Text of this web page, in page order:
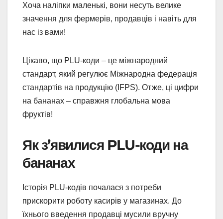
Хоча наліпки маленькі, вони несуть велике
значення для фермерів, продавців і навіть для
нас із вами!
Цікаво, що PLU-коди – це міжнародний
стандарт, який регулює Міжнародна федерація
стандартів на продукцію (IFPS). Отже, ці цифри
на бананах – справжня глобальна мова
фруктів!
Як з’явилися PLU-коди на
бананах
Історія PLU-кодів почалася з потреби
прискорити роботу касирів у магазинах. До
їхнього введення продавці мусили вручну